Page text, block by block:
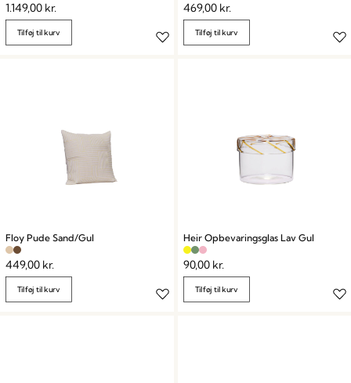
1.149,00 kr.
Tilføj til kurv
469,00 kr.
Tilføj til kurv
Floy Pude Sand/Gul
449,00 kr.
Tilføj til kurv
Heir Opbevaringsglas Lav Gul
90,00 kr.
Tilføj til kurv